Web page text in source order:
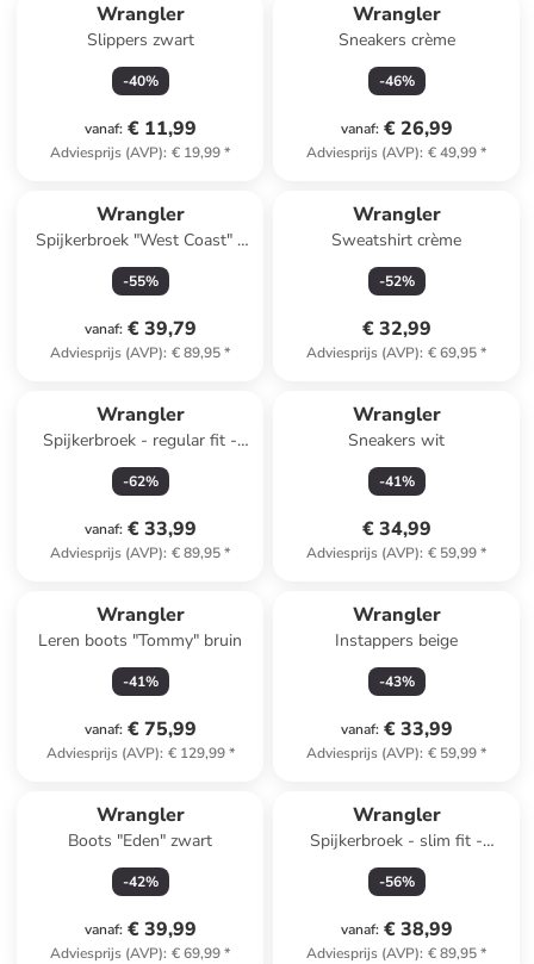
Wrangler
Slippers zwart
-40%
vanaf: € 11,99
Adviesprijs (AVP): € 19,99*
Wrangler
Sneakers crème
-46%
vanaf: € 26,99
Adviesprijs (AVP): € 49,99*
Wrangler
Spijkerbroek "West Coast" -
flare fit - lichtblauw
-55%
vanaf: € 39,79
Adviesprijs (AVP): € 89,95*
Wrangler
Sweatshirt crème
-52%
€ 32,99
Adviesprijs (AVP): € 69,95*
Wrangler
Spijkerbroek - regular fit -
zwart
-62%
vanaf: € 33,99
Adviesprijs (AVP): € 89,95*
Wrangler
Sneakers wit
-41%
€ 34,99
Adviesprijs (AVP): € 59,99*
Wrangler
Leren boots "Tommy" bruin
-41%
vanaf: € 75,99
Adviesprijs (AVP): € 129,99*
Wrangler
Instappers beige
-43%
vanaf: € 33,99
Adviesprijs (AVP): € 59,99*
Wrangler
Boots "Eden" zwart
-42%
vanaf: € 39,99
Adviesprijs (AVP): € 69,99*
Wrangler
Spijkerbroek - slim fit -
antraciet
-56%
vanaf: € 38,99
Adviesprijs (AVP): € 89,95*